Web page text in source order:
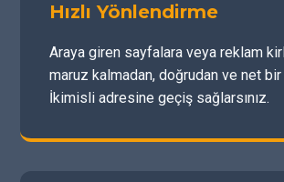
Hızlı Yönlendirme
Araya giren sayfalara veya reklam
maruz kalmadan, doğrudan ve net
İkimisli adresine geçiş sağlarsınız.